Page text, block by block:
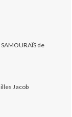
SAMOURAÏS de
Jacob